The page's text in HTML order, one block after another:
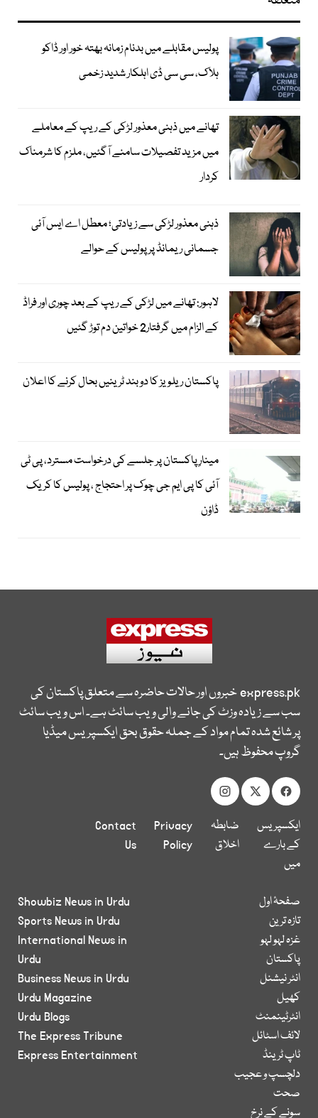
پولیس مقابلے میں بدنام زمانہ بھتہ خور اور ڈاکو
ہلاک، سی سی ڈی اہلکار شدید زخمی
تھانے میں ذہنی معذور لڑکی کے ریپ کے معاملے
میں مزید تفصیلات سامنے آگئیں، ملزم کا شرمناک
کردار
ذہنی معذور لڑکی سے زیادتی؛ معطل اے ایس آئی
جسمانی ریمانڈ پر پولیس کے حوالے
لاہور: تھانے میں لڑکی کے ریپ کے بعد چوری اور فراڈ
کے الزام میں گرفتار2 خواتین دم توڑ گئیں
پاکستان ریلویز کا دو بند ٹرینیں بحال کرنے کا اعلان
مینارِ پاکستان پر جلسے کی درخواست مسترد، پی ٹی
آئی کا پی ایم جی چوک پر احتجاج ، پولیس کا کریک
ڈاؤن
express.pkخبروں اور حالات حاضرہ سے متعلق پاکستان کی
سب سے زیادہ وزٹ کی جانے والی ویب سائٹ ہے۔ اس ویب سائٹ
پر شائع شدہ تمام مواد کے جملہ حقوق بحق ایکسپریس میڈیا
گروپ محفوظ ہیں۔
ایکسپریس
کے بارے
میں
ضابطہ
اخلاق
Privacy
Policy
Contact
Us
صفحۂ اول
تازہ ترین
غزہ لہو لہو
پاکستان
انٹر نیشنل
کھیل
انٹرٹینمنٹ
لائف اسٹائل
ٹاپ ٹرینڈ
دلچسپ و عجیب
صحت
سونے کے نرخ
Showbiz News in Urdu
Sports News in Urdu
International News in
Urdu
Business News in Urdu
Urdu Magazine
Urdu Blogs
The Express Tribune
Express Entertainment